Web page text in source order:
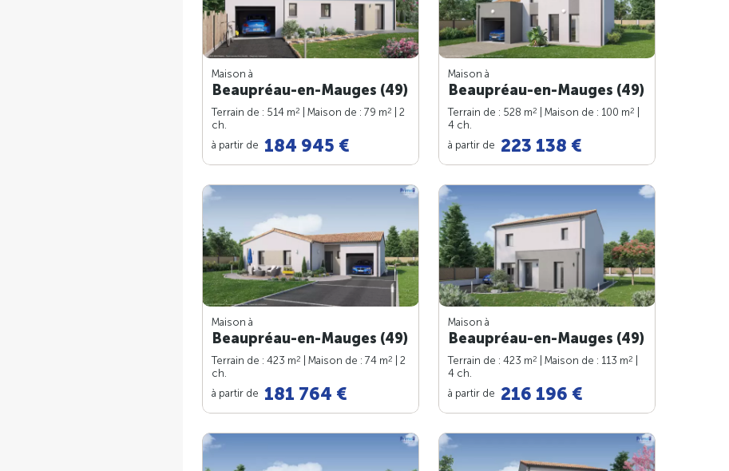
Maison à
Beaupréau-en-Mauges (49)
Terrain de : 514 m2 | Maison de : 79 m2
| 2
ch.
à partir de 184 945 €
Maison à
Beaupréau-en-Mauges (49)
Terrain de : 528 m2 | Maison de : 100 m2
4 ch.
à partir de 223 138 €
Maison à
Beaupréau-en-Mauges (49)
Terrain de : 423 m2 | Maison de : 74 m2
| 2
ch.
à partir de 181 764 €
Maison à
Beaupréau-en-Mauges (49)
Terrain de : 423 m2 | Maison de : 113 m2
4 ch.
à partir de 216 196 €